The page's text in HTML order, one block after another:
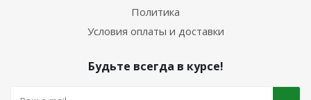
Политика
Условия оплаты и доставки
Будьте всегда в курсе!